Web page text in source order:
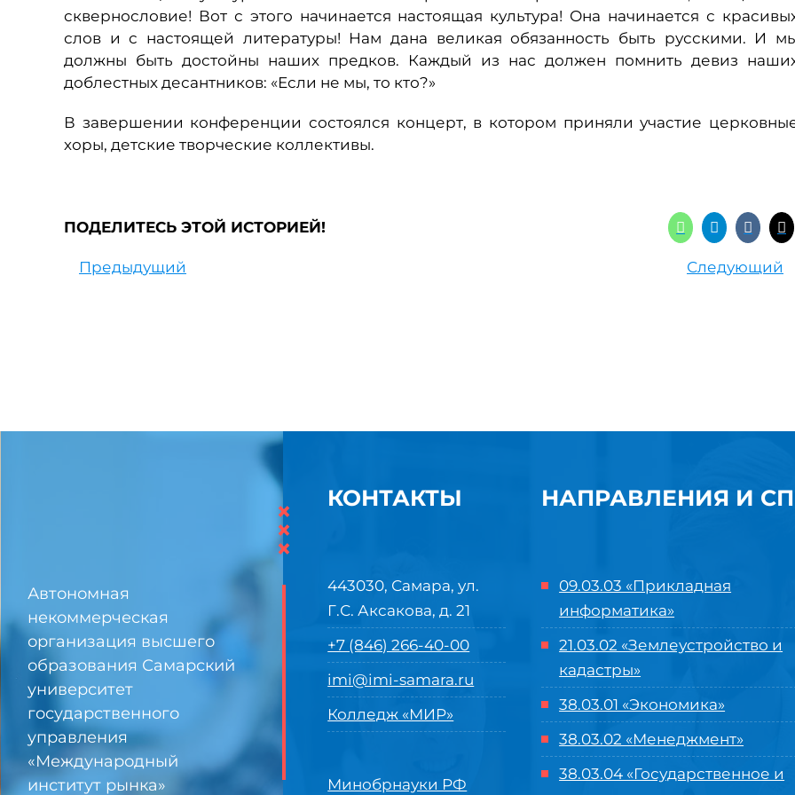
сквернословие! Вот с этого начинается настоящая культура! Она начинается с
слов и с настоящей литературы! Нам дана великая обязанность быть русскими. И
должны быть достойны наших предков. Каждый из нас должен помнить девиз
доблестных десантников: «Если не мы, то кто?»
В завершении конференции состоялся концерт, в котором приняли участие
хоры, детские творческие коллективы.
ПОДЕЛИТЕСЬ ЭТОЙ ИСТОРИЕЙ!
Предыдущий Следующий
Автономная
некоммерческая
организация высшего
образования Самарский
университет
государственного
управления
«Международный
институт рынка»
×
×
×
КОНТАКТЫ
443030, Самара, ул.
Г.С. Аксакова, д. 21
+7 (846) 266-40-00
imi@imi-samara.ru
Колледж «МИР»
Минобрнауки РФ
НАПРАВЛЕНИЯ И
09.03.03 «Прикладная
информатика»
21.03.02 «Землеустройство и
кадастры»
38.03.01 «Экономика»
38.03.02 «Менеджмент»
38.03.04 «Государственное и